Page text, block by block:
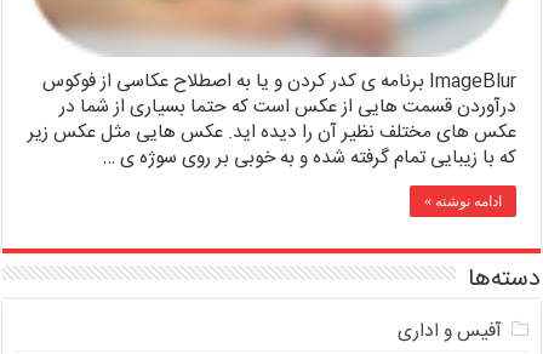
ImageBlur برنامه ی کدر کردن و یا به اصطلاح عکاسی از فوکوس
درآوردن قسمت هایی از عکس است که حتما بسیاری از شما در
عکس های مختلف نظیر آن را دیده اید. عکس هایی مثل عکس زیر
که با زیبایی تمام گرفته شده و به خوبی بر روی سوژه ی …
ادامه نوشته »
دسته‌ها
آفیس و اداری